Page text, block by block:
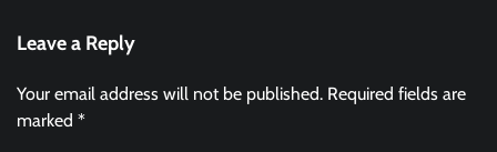
Leave a Reply
Your email address will not be published. Required fields are
marked *